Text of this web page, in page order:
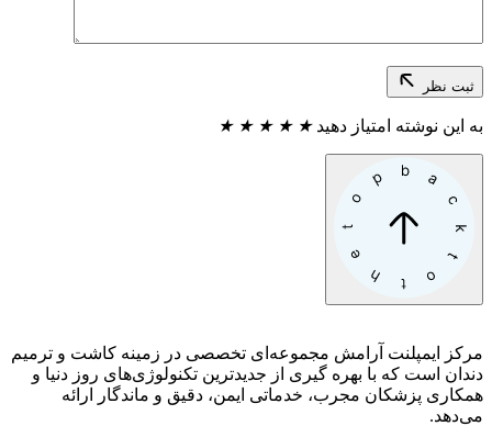
ثبت نظر
به این نوشته امتیاز دهید ★
★
★
★
★
مرکز ایمپلنت آرامش مجموعه‌ای تخصصی در زمینه کاشت و ترمیم
دندان است که با بهره گیری از جدیدترین تکنولوژی‌های روز دنیا و
همکاری پزشکان مجرب، خدماتی ایمن، دقیق و ماندگار ارائه
می‌دهد.